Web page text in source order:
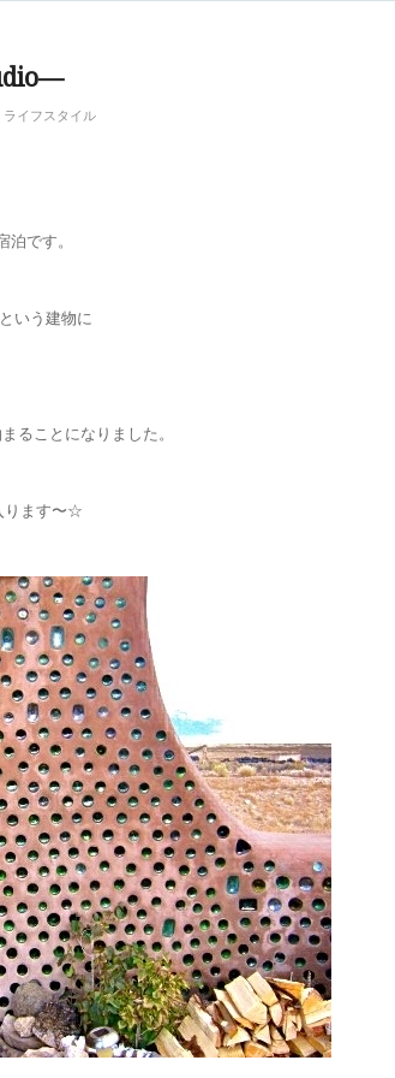
ライフスタイル
です。
いう建物に
ることになりました。
ります〜☆